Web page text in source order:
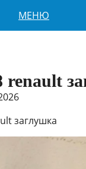
МЕНЮ
renault